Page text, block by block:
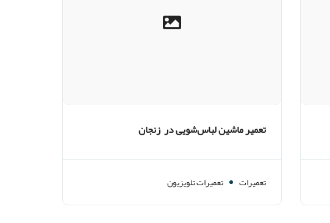
تعمیر ماشین لباس‌شویی در زنجان
تعمیرات تعمیرات تلویزیون